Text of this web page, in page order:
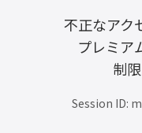
不正なアク
プレミア
制
Session ID: